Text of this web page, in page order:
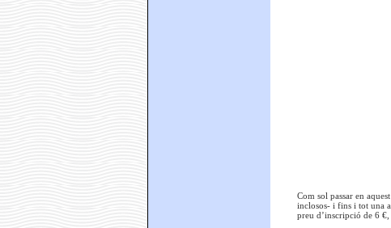
Com sol passar en
inclosos- i fins i tot una
preu d’inscripció de 6 €,